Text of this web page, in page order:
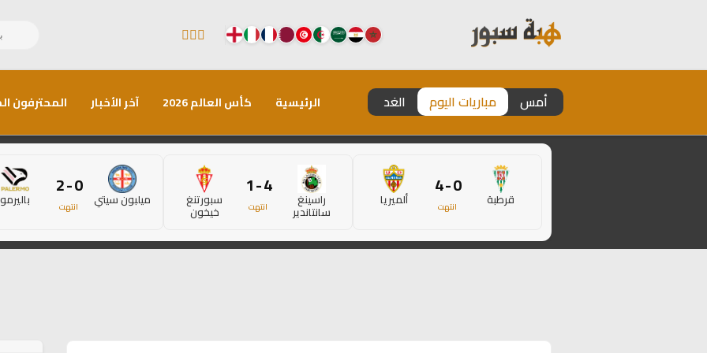
أمس مباريات اليوم الغد الرئيسية كأس العالم 2026 آخر الأخبار المحترفون
قرطبة 0 - 4
انتهت ألميريا راسينغ
سانتاندير
4 - 1
انتهت سبورتنغ
خيخون
ميلبون سيتي 0 - 2
انتهت باليرمو